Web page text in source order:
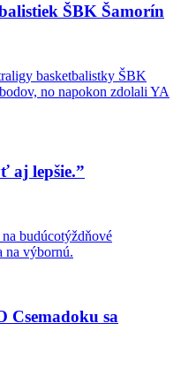
ŠBK Šamorín
basketbalistky ŠBK
no napokon zdolali YA
aj lepšie.”
budúcotýždňové
na výbornú.
Csemadoku sa